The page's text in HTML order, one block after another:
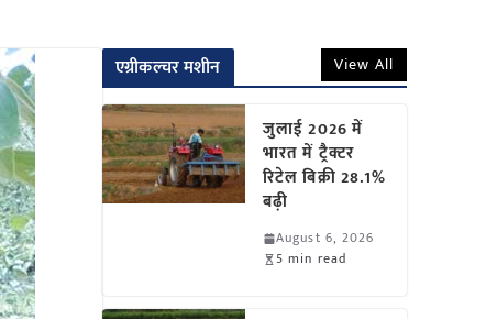
एग्रीकल्चर मशीन View All
जुलाई 2026 में
भारत में ट्रैक्टर
रिटेल बिक्री 28.1%
बढ़ी
August 6, 2026
5 min read